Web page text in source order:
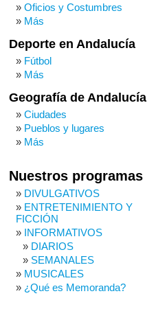
Oficios y Costumbres
Más
Deporte en Andalucía
Fútbol
Más
Geografía de Andalucía
Ciudades
Pueblos y lugares
Más
Nuestros programas
DIVULGATIVOS
ENTRETENIMIENTO Y
FICCIÓN
INFORMATIVOS
DIARIOS
SEMANALES
MUSICALES
¿Qué es Memoranda?